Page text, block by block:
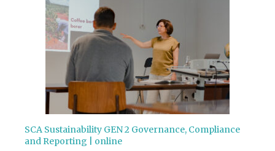
SCA Sustainability GEN 2 Governance, Compliance
and Reporting | online